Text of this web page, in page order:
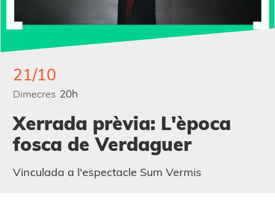
21/10
Dimecres 20h
Xerrada prèvia: L'època
fosca de Verdaguer
Vinculada a l'espectacle Sum Vermis